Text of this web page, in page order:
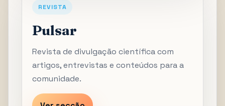
REVISTA
Pulsar
Revista de divulgação científica com
artigos, entrevistas e conteúdos para a
comunidade.